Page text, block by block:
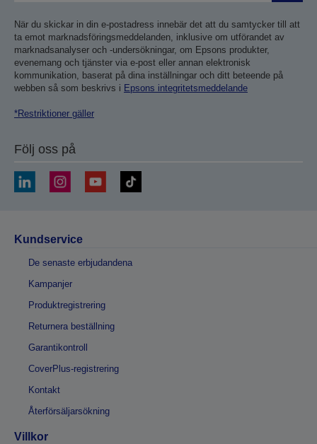
När du skickar in din e-postadress innebär det att du samtycker till att
ta emot marknadsföringsmeddelanden, inklusive om utförandet av
marknadsanalyser och -undersökningar, om Epsons produkter,
evenemang och tjänster via e-post eller annan elektronisk
kommunikation, baserat på dina inställningar och ditt beteende på
webben så som beskrivs i Epsons integritetsmeddelande
*Restriktioner gäller
Följ oss på
Kundservice
De senaste erbjudandena
Kampanjer
Produktregistrering
Returnera beställning
Garantikontroll
CoverPlus-registrering
Kontakt
Återförsäljarsökning
Villkor